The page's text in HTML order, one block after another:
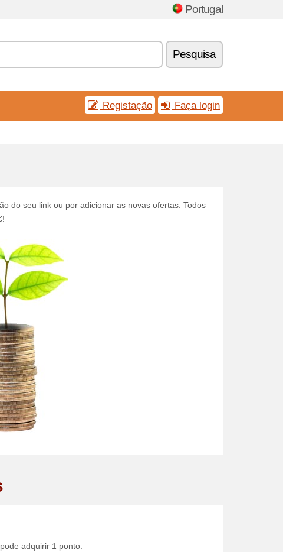
Portugal
Pesquisa
Registação Faça login
do seu link ou por adicionar as novas ofertas. Todos
adquirir 1 ponto.